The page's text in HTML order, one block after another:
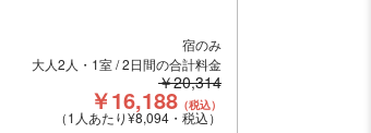
宿のみ
大人2人・1室 / 2日間の合計料金
￥20,314
￥16,188 （税込）
（1人あたり¥8,094・税込）